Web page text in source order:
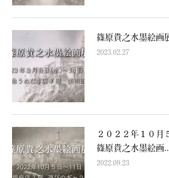
篠原貴之水墨絵画
2023.02.27
２０２２年１０月
篠原貴之水墨絵画
2022.09.23